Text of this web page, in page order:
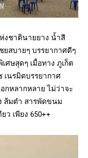
งชาตินายยาง น้ำสี
ยสบายๆ บรรยากาศดีๆ
ศษสุดๆ เมื่อทาง ภูเก็ต
เนรมิตบรรยากาศ
กหลากหลาย ไม่ว่าจะ
ส้มตำ สารพัดขนม
เพียง 650++